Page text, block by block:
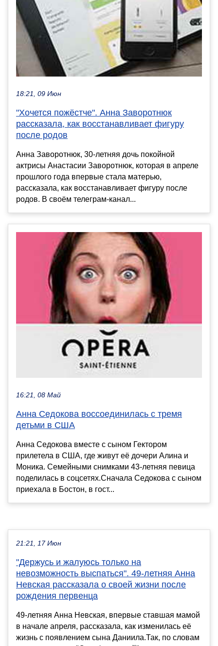
18:21, 09 Июн
"Хочется пожёстче". Анна Заворотнюк
рассказала, как восстанавливает фигуру
после родов
Анна Заворотнюк, 30-летняя дочь покойной
актрисы Анастасии Заворотнюк, которая в апреле
прошлого года впервые стала матерью,
рассказала, как восстанавливает фигуру после
родов. В своём телеграм-канал...
16:21, 08 Май
Анна Седокова воссоединилась с тремя
детьми в США
Анна Седокова вместе с сыном Гектором
прилетела в США, где живут её дочери Алина и
Моника. Семейными снимками 43-летняя певица
поделилась в соцсетях.Сначала Седокова с сыном
приехала в Бостон, в гост...
21:21, 17 Июн
"Держусь и жалуюсь только на
невозможность выспаться". 49-летняя Анна
Невская рассказала о своей жизни после
рождения первенца
49-летняя Анна Невская, впервые ставшая мамой
в начале апреля, рассказала, как изменилась её
жизнь с появлением сына Даниила.Так, по словам